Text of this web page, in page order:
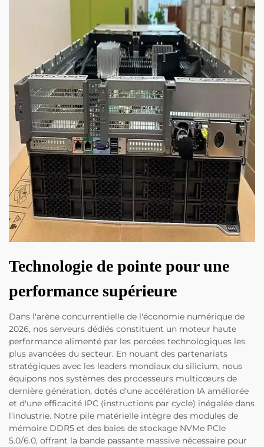
Technologie de pointe pour une
performance supérieure
Dans l'arène concurrentielle de l'économie numérique de
2026, nos serveurs dédiés constituent un moteur haute
performance alimenté par les percées technologiques les
plus avancées du secteur. En nouant des partenariats
stratégiques avec les leaders mondiaux du silicium, nous
équipons nos systèmes des processeurs multicœurs de
dernière génération, dotés d'une accélération IA améliorée
et d'une efficacité IPC (instructions par cycle) inégalée dans
l'industrie. Notre pile matérielle intègre des modules de
mémoire DDR5 et des baies de stockage NVMe PCIe
5.0/6.0, offrant la bande passante massive nécessaire pour